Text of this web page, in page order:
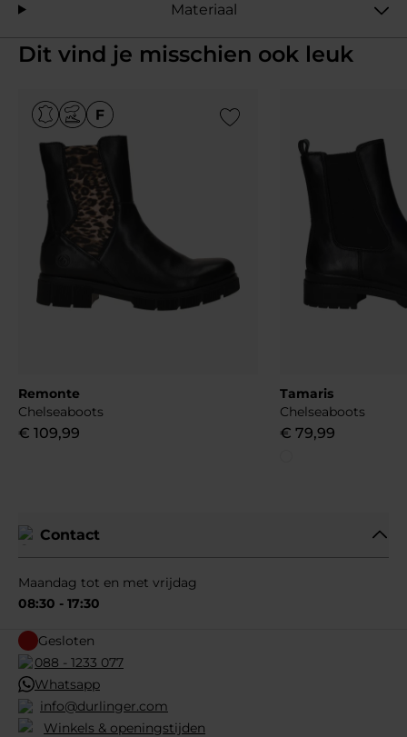
Materiaal
Dit vind je misschien ook leuk
Add to Wishlist
Remonte
Chelseaboots
€ 109,99
Tamaris
Chelseaboots
€ 79,99
Contact
Maandag tot en met vrijdag
08:30 - 17:30
Gesloten
088 - 1233 077
Whatsapp
info@durlinger.com
Winkels & openingstijden